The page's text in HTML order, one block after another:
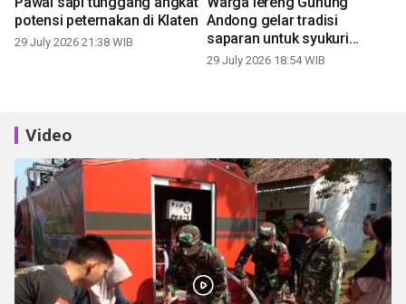
potensi peternakan di Klaten
29 July 2026 21:38 WIB
Andong gelar tradisi
saparan untuk syukuri
panen
29 July 2026 18:54 WIB
Video